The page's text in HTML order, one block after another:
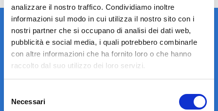
analizzare il nostro traffico. Condividiamo inoltre
informazioni sul modo in cui utilizza il nostro sito con i
nostri partner che si occupano di analisi dei dati web,
pubblicità e social media, i quali potrebbero combinarle
con altre informazioni che ha fornito loro o che hanno
raccolto dal suo utilizzo dei loro servizi.
delNecessari
LA STRUTTURA
Informazioni